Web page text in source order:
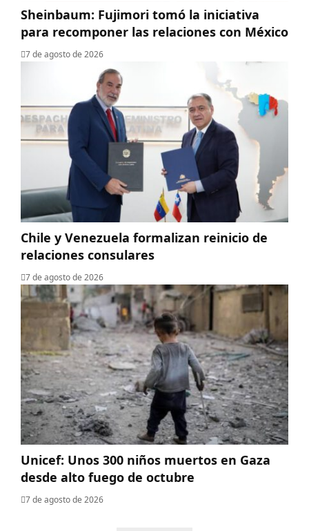
Sheinbaum: Fujimori tomó la iniciativa
para recomponer las relaciones con México
7 de agosto de 2026
Chile y Venezuela formalizan reinicio de
relaciones consulares
7 de agosto de 2026
Unicef: Unos 300 niños muertos en Gaza
desde alto fuego de octubre
7 de agosto de 2026